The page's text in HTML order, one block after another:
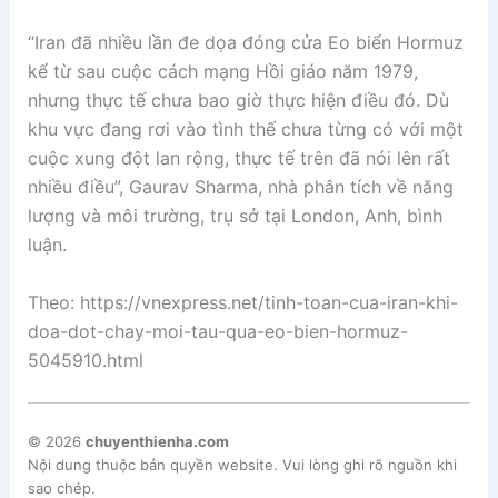
“Iran đã nhiều lần đe dọa đóng cửa Eo biển Hormuz
kể từ sau cuộc cách mạng Hồi giáo năm 1979,
nhưng thực tế chưa bao giờ thực hiện điều đó. Dù
khu vực đang rơi vào tình thế chưa từng có với một
cuộc xung đột lan rộng, thực tế trên đã nói lên rất
nhiều điều”, Gaurav Sharma, nhà phân tích về năng
lượng và môi trường, trụ sở tại London, Anh, bình
luận.
Theo: https://vnexpress.net/tinh-toan-cua-iran-khi-
doa-dot-chay-moi-tau-qua-eo-bien-hormuz-
5045910.html
© 2026 chuyenthienha.com
Nội dung thuộc bản quyền website. Vui lòng ghi rõ nguồn khi
sao chép.